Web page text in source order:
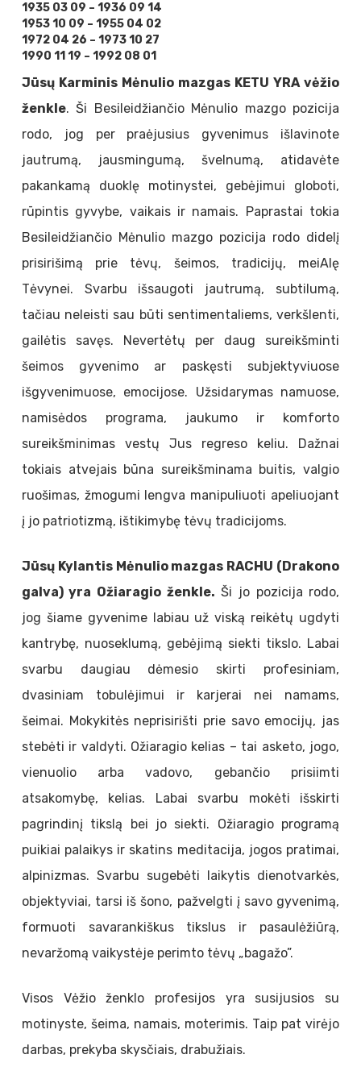
1935 03 09 – 1936 09 14
1953 10 09 – 1955 04 02
1972 04 26 – 1973 10 27
1990 11 19 – 1992 08 01
Jūsų Karminis Mėnulio mazgas KETU YRA vėžio
ženkle. Ši Besileidžiančio Mėnulio mazgo pozicija
rodo, jog per praėjusius gyvenimus išlavinote
jautrumą, jausmingumą, švelnumą, atidavėte
pakankamą duoklę motinystei, gebėjimui globoti,
rūpintis gyvybe, vaikais ir namais. Paprastai tokia
Besileidžiančio Mėnulio mazgo pozicija rodo didelį
prisirišimą prie tėvų, šeimos, tradicijų, meiAlę
Tėvynei. Svarbu išsaugoti jautrumą, subtilumą,
tačiau neleisti sau būti sentimentaliems, verkšlenti,
gailėtis savęs. Nevertėtų per daug sureikšminti
šeimos gyvenimo ar paskęsti subjektyviuose
išgyvenimuose, emocijose. Užsidarymas namuose,
namisėdos programa, jaukumo ir komforto
sureikšminimas vestų Jus regreso keliu. Dažnai
tokiais atvejais būna sureikšminama buitis, valgio
ruošimas, žmogumi lengva manipuliuoti apeliuojant
į jo patriotizmą, ištikimybę tėvų tradicijoms.
Jūsų Kylantis Mėnulio mazgas RACHU (Drakono
galva) yra Ožiaragio ženkle. Ši jo pozicija rodo,
jog šiame gyvenime labiau už viską reikėtų ugdyti
kantrybę, nuoseklumą, gebėjimą siekti tikslo. Labai
svarbu daugiau dėmesio skirti profesiniam,
dvasiniam tobulėjimui ir karjerai nei namams,
šeimai. Mokykitės neprisirišti prie savo emocijų, jas
stebėti ir valdyti. Ožiaragio kelias – tai asketo, jogo,
vienuolio arba vadovo, gebančio prisiimti
atsakomybę, kelias. Labai svarbu mokėti išskirti
pagrindinį tikslą bei jo siekti. Ožiaragio programą
puikiai palaikys ir skatins meditacija, jogos pratimai,
alpinizmas. Svarbu sugebėti laikytis dienotvarkės,
objektyviai, tarsi iš šono, pažvelgti į savo gyvenimą,
formuoti savarankiškus tikslus ir pasaulėžiūrą,
nevaržomą vaikystėje perimto tėvų „bagažo”.
Visos Vėžio ženklo profesijos yra susijusios su
motinyste, šeima, namais, moterimis. Taip pat virėjo
darbas, prekyba skysčiais, drabužiais.